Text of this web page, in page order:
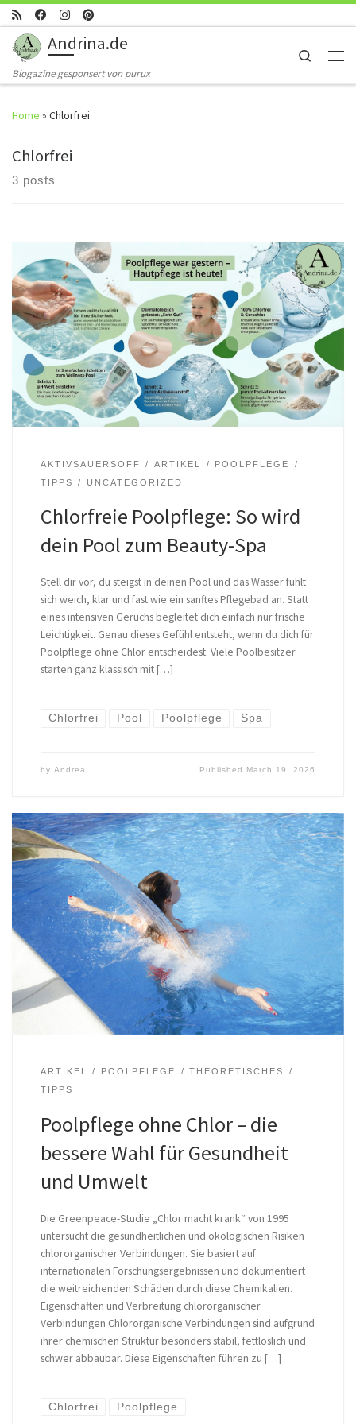
Skip to content
Andrina.de
Blogazine gesponsert von purux
Search
Home » Chlorfrei
Chlorfrei
3 posts
AKTIVSAUERSOFF ARTIKEL
POOLPFLEGE
TIPPS
UNCATEGORIZED
Chlorfreie Poolpflege: So wird
dein Pool zum Beauty-Spa
Stell dir vor, du steigst in deinen Pool und das Wasser fühlt
sich weich, klar und fast wie ein sanftes Pflegebad an. Statt
eines intensiven Geruchs begleitet dich einfach nur frische
Leichtigkeit. Genau dieses Gefühl entsteht, wenn du dich für
Poolpflege ohne Chlor entscheidest. Viele Poolbesitzer
starten ganz klassisch mit […]
Chlorfrei Pool Poolpflege Spa
by Andrea Published March 19, 2026
ARTIKEL POOLPFLEGE
THEORETISCHES
TIPPS
Poolpflege ohne Chlor – die
bessere Wahl für Gesundheit
und Umwelt
Die Greenpeace-Studie „Chlor macht krank“ von 1995
untersucht die gesundheitlichen und ökologischen Risiken
chlororganischer Verbindungen. Sie basiert auf
internationalen Forschungsergebnissen und dokumentiert
die weitreichenden Schäden durch diese Chemikalien.
Eigenschaften und Verbreitung chlororganischer
Verbindungen Chlororganische Verbindungen sind aufgrund
ihrer chemischen Struktur besonders stabil, fettlöslich und
schwer abbaubar. Diese Eigenschaften führen zu […]
Chlorfrei Poolpflege